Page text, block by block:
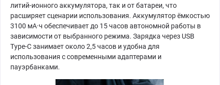
литий-ионного аккумулятора, так и от батареи, что
расширяет сценарии использования. Аккумулятор ёмкостью
3100 мА·ч обеспечивает до 15 часов автономной работы в
зависимости от выбранного режима. Зарядка через USB
Type-C занимает около 2,5 часов и удобна для
использования с современными адаптерами и
пауэрбанками.